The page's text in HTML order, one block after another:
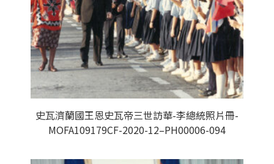
史瓦濟蘭國王恩史瓦帝三世訪華-李總統照片冊-
MOFA109179CF-2020-12–PH00006-094